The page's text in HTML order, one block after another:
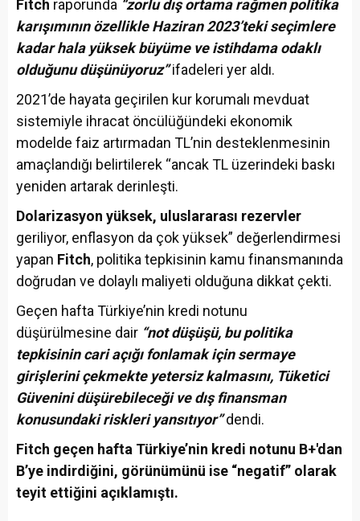
Fitch raporunda “zorlu dış ortama rağmen politika
karışımının özellikle Haziran 2023’teki seçimlere
kadar hala yüksek büyüme ve istihdama odaklı
olduğunu düşünüyoruz” ifadeleri yer aldı.
2021’de hayata geçirilen kur korumalı mevduat
sistemiyle ihracat öncülüğündeki ekonomik
modelde faiz artırmadan TL’nin desteklenmesinin
amaçlandığı belirtilerek “ancak TL üzerindeki baskı
yeniden artarak derinleşti.
Dolarizasyon yüksek, uluslararası rezervler
geriliyor, enflasyon da çok yüksek” değerlendirmesi
yapan Fitch, politika tepkisinin kamu finansmanında
doğrudan ve dolaylı maliyeti olduğuna dikkat çekti.
Geçen hafta Türkiye’nin kredi notunu
düşürülmesine dair “not düşüşü, bu politika
tepkisinin cari açığı fonlamak için sermaye
girişlerini çekmekte yetersiz kalmasını, Tüketici
Güvenini düşürebileceği ve dış finansman
konusundaki riskleri yansıtıyor” dendi.
Fitch geçen hafta Türkiye’nin kredi notunu B+'dan
B’ye indirdiğini, görünümünü ise “negatif” olarak
teyit ettiğini açıklamıştı.